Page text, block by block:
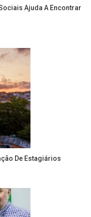
Ajuda A Encontrar
De Estagiários